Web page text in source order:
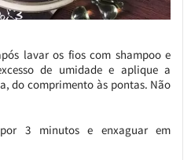
lavar os fios com shampoo e
de umidade e aplique a
do comprimento às pontas. Não
3 minutos e enxaguar em